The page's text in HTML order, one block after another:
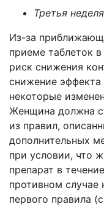
Третья
Из-за
приеме таблеток
риск снижения
снижение эффекта
некоторые
Женщина должна
из правил,
дополнительных
при условии, что
препарат в
противном
первого правила